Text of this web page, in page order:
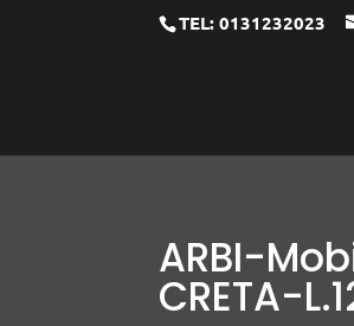
TEL: 0131232023
ARBI-
CRETA-